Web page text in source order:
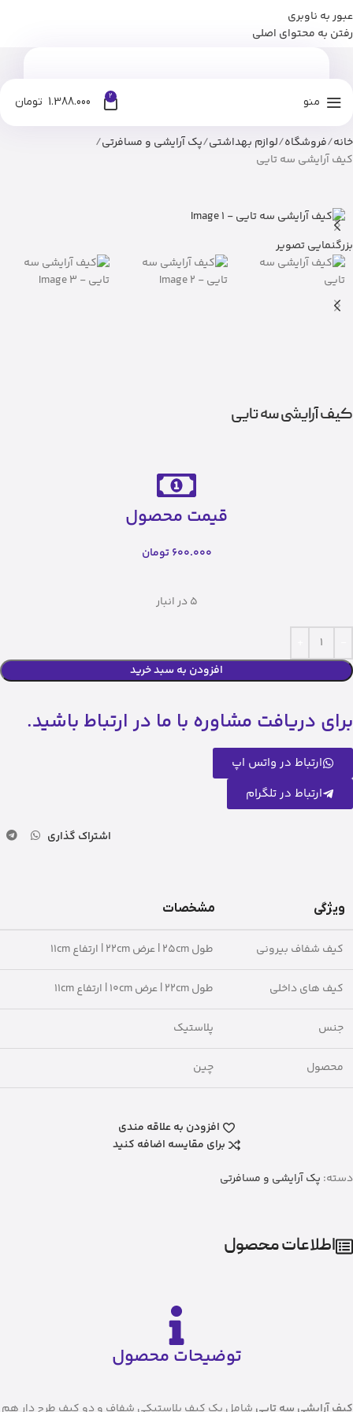
عبور به ناوبری
رفتن به محتوای اصلی
منو 2
1.388.000 تومان
خانه فروشگاه لوازم بهداشتی پک آرایشی و مسافرتی
کیف آرایشی سه تایی
بزرگنمایی تصویر
کیف آرایشی سه تایی
قیمت محصول
600.000 تومان
5 در انبار
افزودن به سبد خرید
برای دریافت مشاوره با ما در ارتباط باشید.
ارتباط در واتس اپ
ارتباط در تلگرام
اشتراک گذاری
ویژگی مشخصات
کیف شفاف بیرونی طول ۲۵cm | عرض ۲۲cm | ارتفاع ۱۱cm
کیف های داخلی طول ۲۲cm | عرض ۱۰cm | ارتفاع ۱۱cm
جنس پلاستیک
محصول چین
افزودن به علاقه مندی
برای مقایسه اضافه کنید
دسته: پک آرایشی و مسافرتی
توضیحات محصول
اطلاعات محصول
برای وارد شدن به کانال بله نومان کلیک کنید